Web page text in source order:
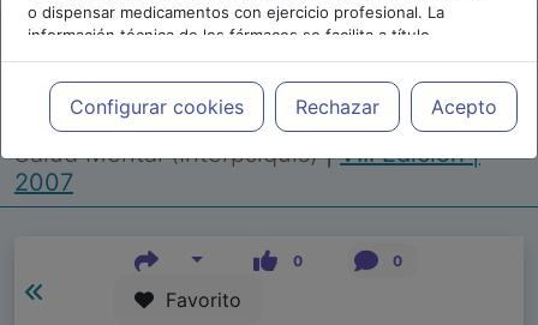
o dispensar medicamentos con ejercicio profesional. La
información técnica de los fármacos se facilita a título
meramente informativo, siendo responsabilidad de los
profesionales facultados prescribir medicamentos y decidir, en
cada caso concreto, el tratamiento más adecuado a las
necesidades del paciente.
Configurar cookies Rechazar Acepto
Repositorio de Artículos |Congreso Virtual
Internacional de Psiquiatría, Psicología y
Salud Mental (Interpsiquis)|VIII Edición |
2007
0 0
Favorito